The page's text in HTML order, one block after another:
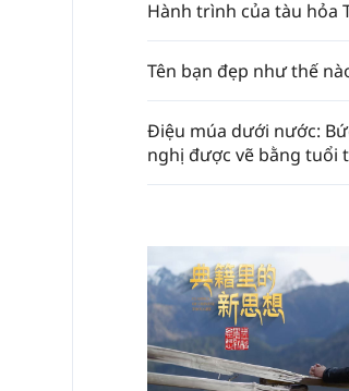
Hành trình của tàu hỏa
Tên bạn đẹp như thế
Điệu múa dưới nước:
nghị được vẽ bằng tuổi